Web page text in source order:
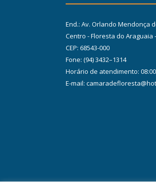
End.: Av. Orlando Mendonça
Centro - Floresta do Araguaia
CEP: 68543-000
Fone: (94) 3432–1314
Horário de atendimento:
E-mail: